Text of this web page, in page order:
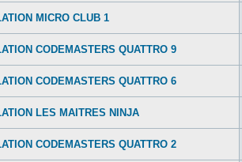
MICRO CLUB 1
CODEMASTERS QUATTRO 9
CODEMASTERS QUATTRO 6
LES MAITRES NINJA
CODEMASTERS QUATTRO 2